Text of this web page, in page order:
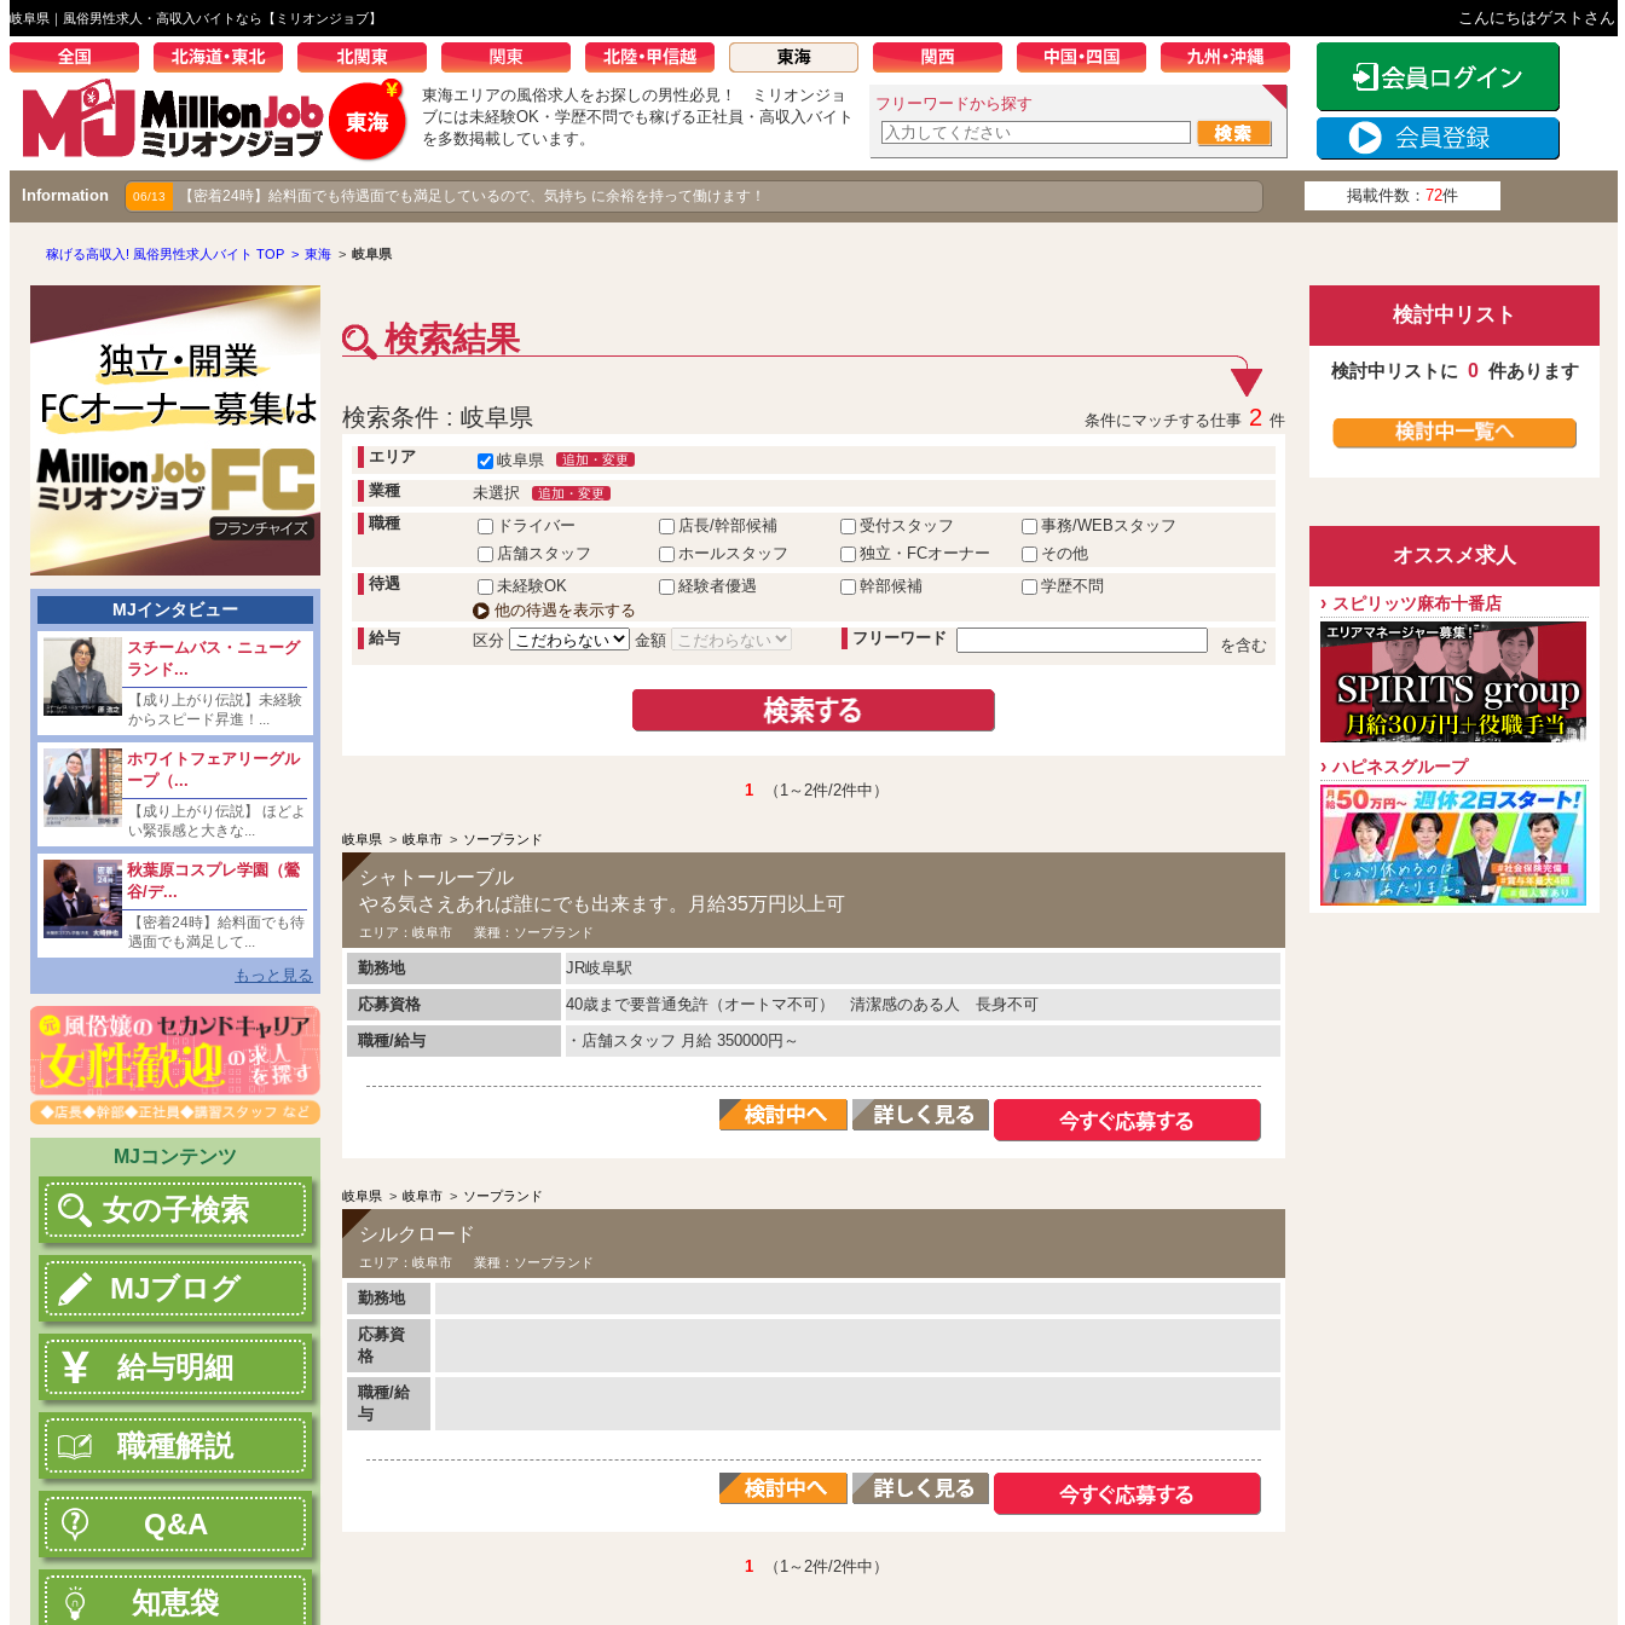
岐阜県｜風俗男性求人・高収入バイトなら【ミリオンジョブ】 こんにちはゲストさん
東海エリアの風俗求人をお探しの男性必見！ ミリオンジョ
ブには未経験OK・学歴不問でも稼げる正社員・高収入バイト
を多数掲載しています。
フリーワードから探す
Information 06/13 【密着24時】給料面でも待遇面でも満足しているので、気持ち に余裕を持って働けます！ 掲載件数： 72件
稼げる高収入! 風俗男性求人バイト TOP > 東海 > 岐阜県
検索結果
検索条件 : 岐阜県 条件にマッチする仕事 2 件
エリア
岐阜県 追加・変更
業種 未選択 追加・変更
職種 ドライバー 店長/幹部候補 受付スタッフ
事務/WEBスタッフ
店舗スタッフ
ホールスタッフ 独立・FCオーナー
その他
待遇
未経験OK 経験者優遇 幹部候補
学歴不問
他の待遇を表示する
給与
区分 金額 フリーワード を含む
1 （1～2件/2件中）
岐阜県 > 岐阜市 > ソープランド
シャトールーブル
やる気さえあれば誰にでも出来ます。月給35万円以上可
エリア： 岐阜市 業種： ソープランド
勤務地
JR岐阜駅
応募資格
40歳まで要普通免許（オートマ不可） 清潔感のある人 長身不可
職種/給与
・店舗スタッフ 月給 350000円～
岐阜県 > 岐阜市 > ソープランド
シルクロード
エリア： 岐阜市 業種： ソープランド
勤務地
応募資
格
職種/給
与
1 （1～2件/2件中）
MJインタビュー
スチームバス・ニューグ
ランド...
【成り上がり伝説】未経験
からスピード昇進！...
ホワイトフェアリーグル
ープ（...
【成り上がり伝説】 ほどよ
い緊張感と大きな...
秋葉原コスプレ学園（鶯
谷/デ...
【密着24時】給料面でも待
遇面でも満足して...
もっと見る
MJコンテンツ
女の子検索
MJブログ
給与明細
職種解説
Q&A
知恵袋
検討中リスト
検討中リストに 0 件あります
オススメ求人
スピリッツ麻布十番店
ハピネスグループ